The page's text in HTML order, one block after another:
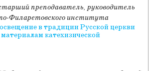
философскую рефлексию
их авторов. В статье А. А. Мелик-
сознания и
рассматриваются научные
для общего понимания
человека и путей ее актуализации.
преподаватель, руководитель
Филаретовского института
в традиции Русской церкви
катехизической